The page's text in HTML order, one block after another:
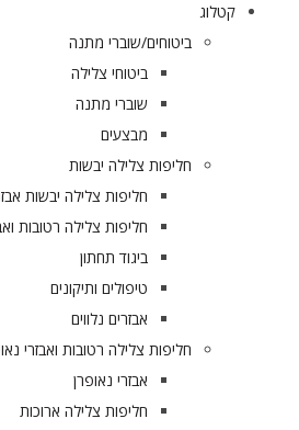
קטלוג
ביטוחים/שוברי מתנה
ביטוחי צלילה
שוברי מתנה
מבצעים
חליפות צלילה יבשות
חליפות צלילה יבשות
חליפות צלילה רטובות
ביגוד תחתון
טיפולים ותיקונים
אבזרים נלווים
חליפות צלילה רטובות ואבזרי
אבזרי נאופרן
חליפות צלילה ארוכות